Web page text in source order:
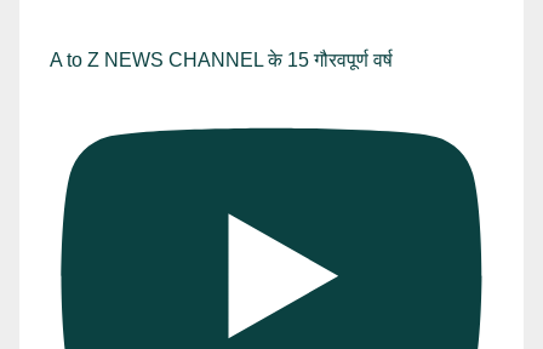
A to Z NEWS CHANNEL के 15 गौरवपूर्ण वर्ष